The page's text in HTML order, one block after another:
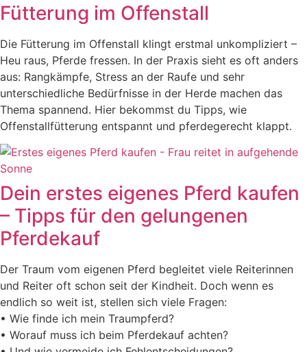
Fütterung im Offenstall
Die Fütterung im Offenstall klingt erstmal unkompliziert –
Heu raus, Pferde fressen. In der Praxis sieht es oft anders
aus: Rangkämpfe, Stress an der Raufe und sehr
unterschiedliche Bedürfnisse in der Herde machen das
Thema spannend. Hier bekommst du Tipps, wie
Offenstallfütterung entspannt und pferdegerecht klappt.
Dein erstes eigenes Pferd kaufen
– Tipps für den gelungenen
Pferdekauf
Der Traum vom eigenen Pferd begleitet viele Reiterinnen
und Reiter oft schon seit der Kindheit. Doch wenn es
endlich so weit ist, stellen sich viele Fragen:
• Wie finde ich mein Traumpferd?
• Worauf muss ich beim Pferdekauf achten?